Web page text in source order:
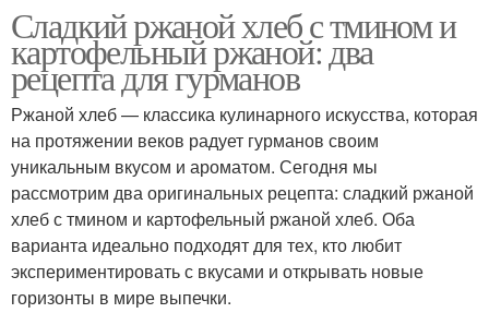
Сладкий ржаной хлеб с тмином и
картофельный ржаной: два
рецепта для гурманов
Ржаной хлеб — классика кулинарного искусства, которая
на протяжении веков радует гурманов своим
уникальным вкусом и ароматом. Сегодня мы
рассмотрим два оригинальных рецепта: сладкий ржаной
хлеб с тмином и картофельный ржаной хлеб. Оба
варианта идеально подходят для тех, кто любит
экспериментировать с вкусами и открывать новые
горизонты в мире выпечки.